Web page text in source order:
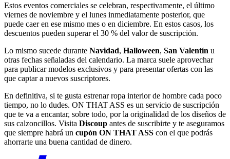
Estos eventos comerciales se celebran, respectivamente, el último
viernes de noviembre y el lunes inmediatamente posterior, que
puede caer en ese mismo mes o en diciembre. En estos casos, los
descuentos pueden superar el 30 % del valor de suscripción.
Lo mismo sucede durante Navidad, Halloween, San Valentín u
otras fechas señaladas del calendario. La marca suele aprovechar
para publicar modelos exclusivos y para presentar ofertas con las
que captar a nuevos suscriptores.
En definitiva, si te gusta estrenar ropa interior de hombre cada poco
tiempo, no lo dudes. ON THAT ASS es un servicio de suscripción
que te va a encantar, sobre todo, por la originalidad de los diseños de
sus calzoncillos. Visita Discoup antes de suscribirte y te aseguramos
que siempre habrá un cupón ON THAT ASS con el que podrás
ahorrarte una buena cantidad de dinero.